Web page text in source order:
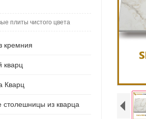
плиты чистого цвета
кремния
кварц
Кварц
столешницы из кварца